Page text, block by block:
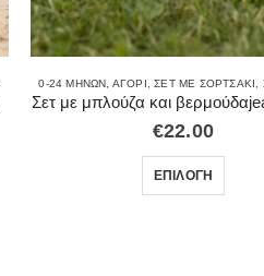
0-24 ΜΗΝΏΝ ΑΓΌΡΙ ,ΣΕΤ ΜΕ ΣΟΡΤΣΑΚΙ
Σετ με μπλούζα και
€22.00
ΕΠΙΛΟΓΉ